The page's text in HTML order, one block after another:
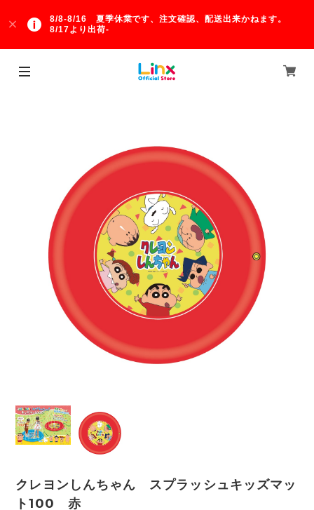
8/8-8/16 夏季休業です、注文確認、配送出来かねます。
8/17より出荷-
クレヨンしんちゃん スプラッシュキッズマッ
ト100 赤